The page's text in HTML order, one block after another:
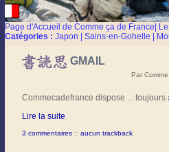
Page d'Accueil de Comme ça de France|
Catégories : Japon |Sains-en-Gohelle |
GMAIL
Par
Commecadefrance dispose ... toujours
Lire la suite
3 commentaires :: aucun trackback